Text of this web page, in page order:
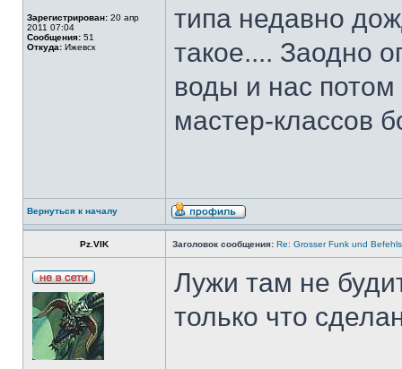
Зарегистрирован: 20 апр
2011 07:04
Сообщения: 51
Откуда: Ижевск
типа недавно
такое.... Заодно
воды и нас
мастер-классов
Вернуться к началу
Pz.VIK Заголовок сообщения: Re: Grosser Funk und
Лужи там не
только что